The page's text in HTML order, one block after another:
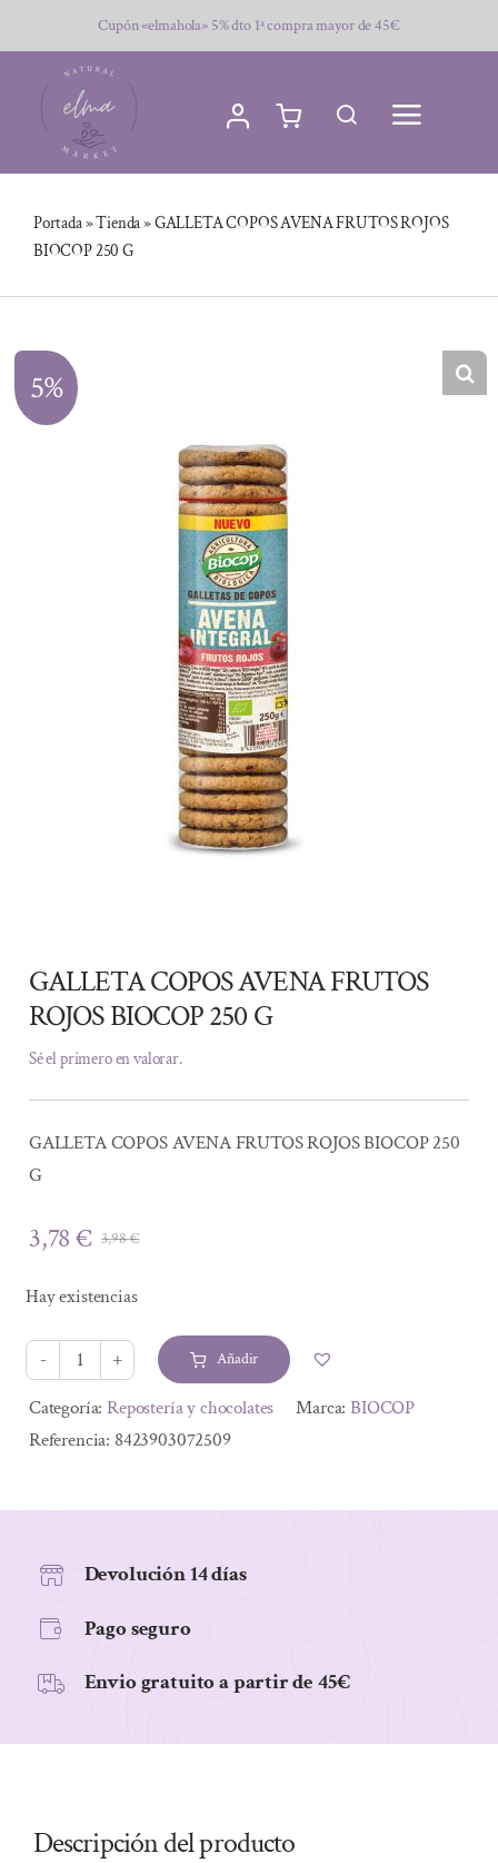
al
contenido
Cupón «elmahola» 5% dto 1ª compra mayor de 45€
Portada»Tienda»GALLETA COPOS AVENA FRUTOS ROJOS
BIOCOP 250 G
5%
GALLETA COPOS AVENA FRUTOS
ROJOS BIOCOP 250 G
Sé el primero en valorar.
GALLETA COPOS AVENA FRUTOS ROJOS BIOCOP 250
G
3,98€El
era:
3,98 €.
3,78€
El
es:
3,78 €.
Hay existencias
GALLETA
COPOS
AVENA
250
cantidad
Añadir
Alternative:
Categoría:Repostería y chocolates Marca:BIOCOP
Referencia: 8423903072509
Devolución 14 días
Pago seguro
Envio gratuito a partir de 45€
Descripción del producto